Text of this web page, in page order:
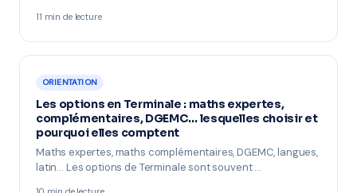
11 min de lecture
ORIENTATION
Les options en Terminale : maths expertes,
complémentaires, DGEMC… lesquelles choisir et
pourquoi elles comptent
Maths expertes, maths complémentaires, DGEMC, langues,
latin… Les options de Terminale sont souvent …